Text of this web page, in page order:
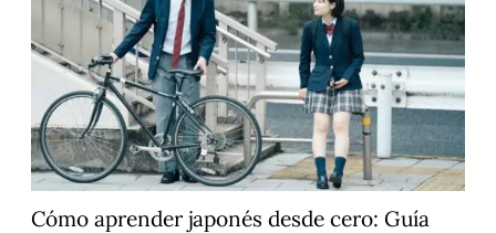
Cómo aprender japonés desde cero: Guía